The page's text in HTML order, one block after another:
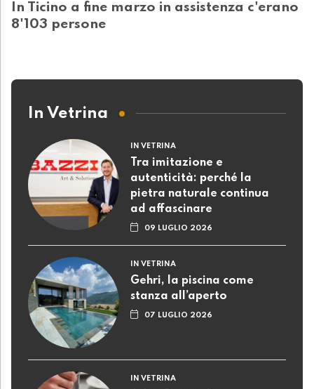
In Ticino a fine marzo in assistenza c'erano
8'103 persone
In Vetrina
IN VETRINA
Tra imitazione e
autenticità: perché la
pietra naturale continua
ad affascinare
09 LUGLIO 2026
IN VETRINA
Gehri, la piscina come
stanza all’aperto
07 LUGLIO 2026
IN VETRINA